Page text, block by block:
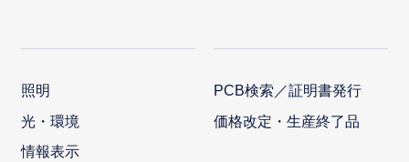
照明
光・環境
情報表示
PCB検索／証明書発行
価格改定・生産終了品